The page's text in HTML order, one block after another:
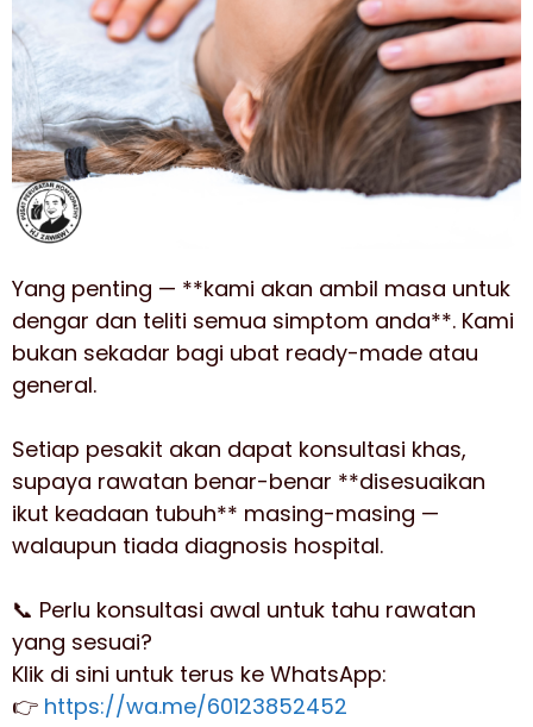
Yang penting — **kami akan ambil masa untuk
dengar dan teliti semua simptom anda**. Kami
bukan sekadar bagi ubat ready-made atau
general.
Setiap pesakit akan dapat konsultasi khas,
supaya rawatan benar-benar **disesuaikan
ikut keadaan tubuh** masing-masing —
walaupun tiada diagnosis hospital.
📞 Perlu konsultasi awal untuk tahu rawatan
yang sesuai?
Klik di sini untuk terus ke WhatsApp:
👉 https://wa.me/60123852452